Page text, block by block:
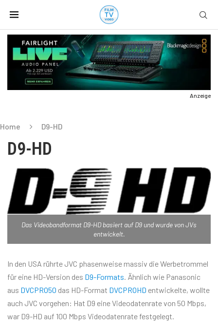
Anzeige
Home D9-HD
D9-HD
Das Videobandformat D9-HD basiert auf D9 und wurde von JVs
entwickelt.
In den USA rührte JVC phasenweise massiv die Werbetrommel
für eine HD-Version des D9-Formats. Ähnlich wie Panasonic
aus DVCPRO50 das HD-Format DVCPROHD entwickelte, wollte
auch JVC vorgehen: Hat D9 eine Videodatenrate von 50 Mbps,
war D9-HD auf 100 Mbps Videodatenrate festgelegt.